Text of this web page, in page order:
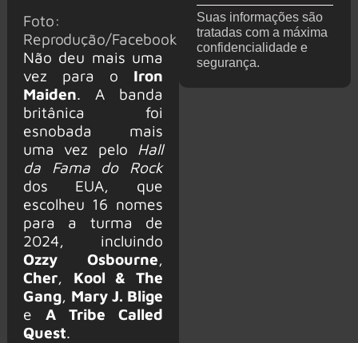
Foto:
Reprodução/Facebook
Não deu mais uma
vez para o Iron
Maiden. A banda
britânica foi
esnobada mais
uma vez pelo Hall
da Fama do Rock
dos EUA, que
escolheu 16 nomes
para a turma de
2024, incluindo
Ozzy Osbourne,
Cher, Kool & The
Gang, Mary J. Blige
e A Tribe Called
Quest.
Suas informações são
tratadas com a máxima
confidencialidade e
segurança.